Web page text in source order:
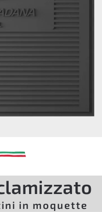
in moquette